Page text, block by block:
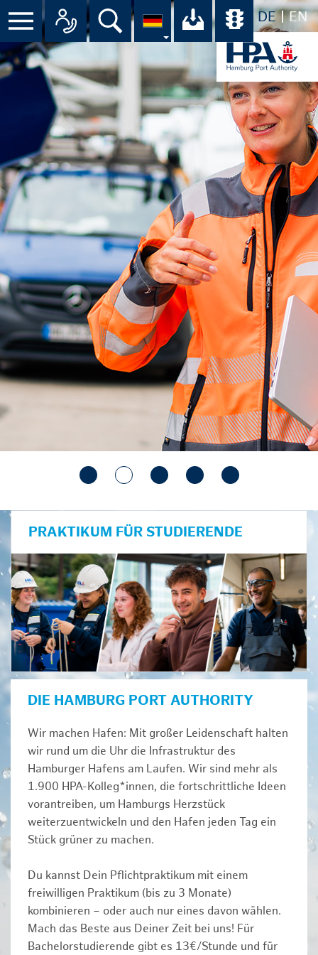
DE EN
Menü Alle Ansprechpartner im
Suche Ihr Download-
PRAKTIKUM FÜR STUDIERENDE
DIE HAMBURG PORT AUTHORITY
Wir machen Hafen: Mit großer Leidenschaft halten
wir rund um die Uhr die Infrastruktur des
Hamburger Hafens am Laufen. Wir sind mehr als
1.900 HPA-Kolleg*innen, die fortschrittliche Ideen
vorantreiben, um Hamburgs Herzstück
weiterzuentwickeln und den Hafen jeden Tag ein
Stück grüner zu machen.
Du kannst Dein Pflichtpraktikum mit einem
freiwilligen Praktikum (bis zu 3 Monate)
kombinieren – oder auch nur eines davon wählen.
Mach das Beste aus Deiner Zeit bei uns! Für
Bachelorstudierende gibt es 13€/Stunde und für